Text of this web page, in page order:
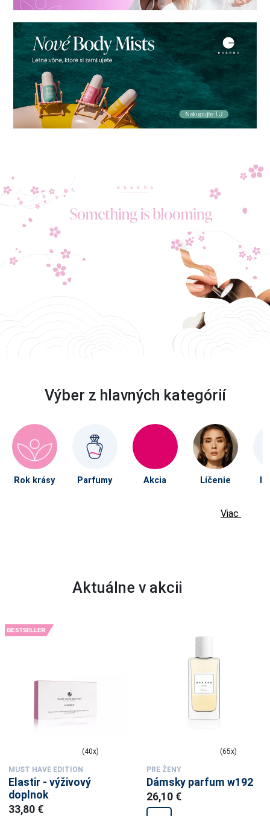
Výber z hlavných kategórií
Rok krásy Parfumy Akcia Líčenie
Viac
Aktuálne v akcii
(40x)
MUST HAVE EDITION
Elastir - výživový
doplnok
33,80 €
(65x)
PRE ŽENY
Dámsky parfum w192
26,10 €